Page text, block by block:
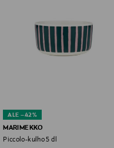
pakastuksen
ALE –42%
MARIMEKKO
Piccolo-kulho 5 dl